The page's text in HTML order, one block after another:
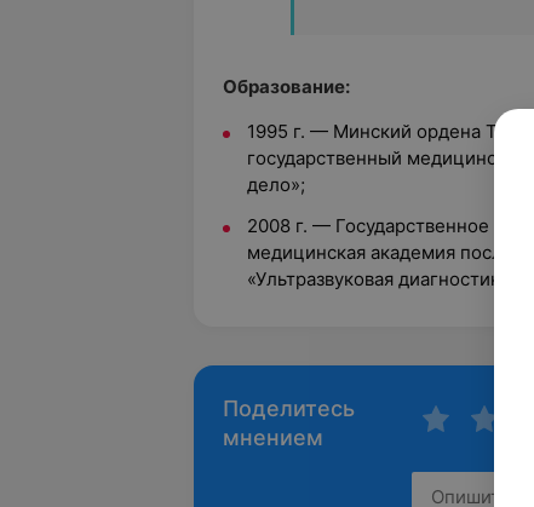
Образование:
1995 г. — Минский ордена
государственный
дело»;
2008 г. — Государственное
медицинская академия
«Ультразвуковая диагностика».
Поделитесь
мнением